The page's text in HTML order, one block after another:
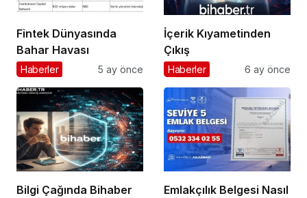
Fintek Dünyasında
Bahar Havası
Haberler 5 ay önce
İçerik Kıyametinden
Çıkış
Haberler 6 ay önce
Bilgi Çağında Bihaber
Emlakçılık Belgesi Nasıl